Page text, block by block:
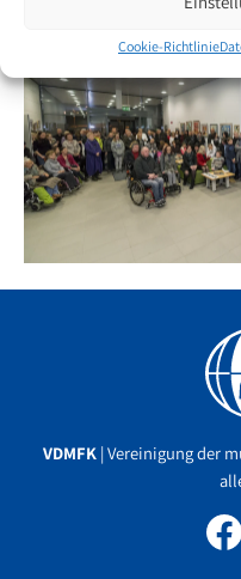
Cookie-Richtlinie
VDMFK | Vereinigung der